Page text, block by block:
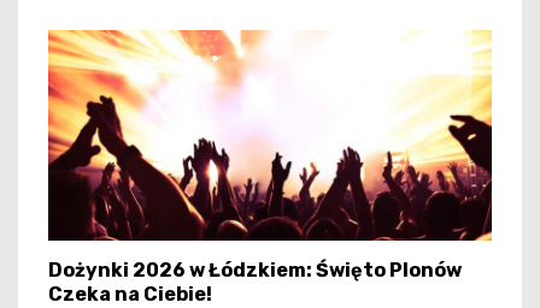
Dożynki 2026 w Łódzkiem: Święto Plonów
Czeka na Ciebie!